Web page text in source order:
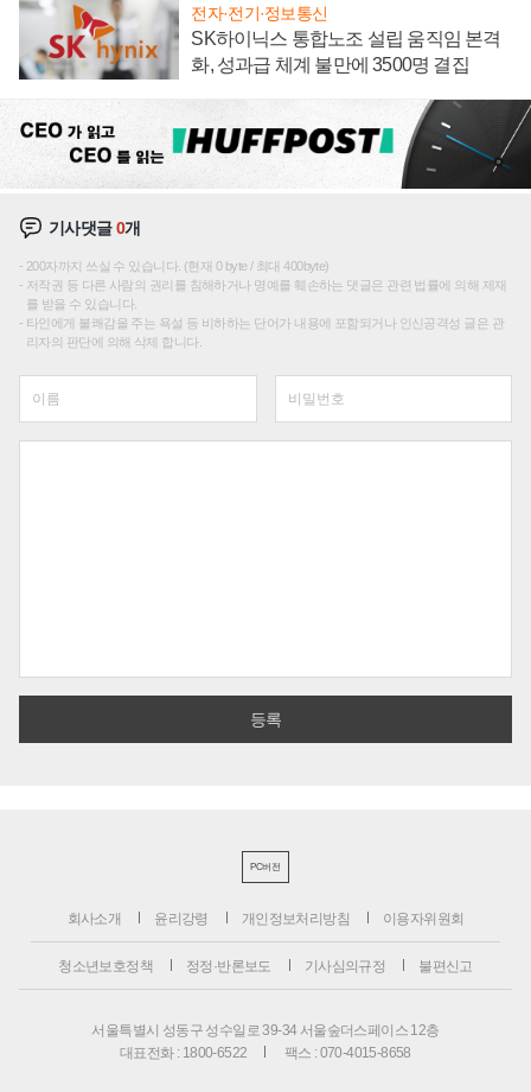
전자·전기·정보통신
SK하이닉스 통합노조 설립 움직임 본격
화, 성과급 체계 불만에 3500명 결집
기사댓글0개
200자까지 쓰실 수 있습니다. (현재 0 byte / 최대 400byte)
저작권 등 다른 사람의 권리를 침해하거나 명예를 훼손하는 댓글은 관련 법률에 의해 제재
를 받을 수 있습니다.
타인에게 불쾌감을 주는 욕설 등 비하하는 단어가 내용에 포함되거나 인신공격성 글은 관
리자의 판단에 의해 삭제 합니다.
PC버전
회사소개 윤리강령 개인정보처리방침 이용자위원회
청소년보호정책 정정·반론보도 기사심의규정 불편신고
서울특별시 성동구 성수일로 39-34 서울숲더스페이스 12층
대표전화 : 1800-6522
팩스 : 070-4015-8658